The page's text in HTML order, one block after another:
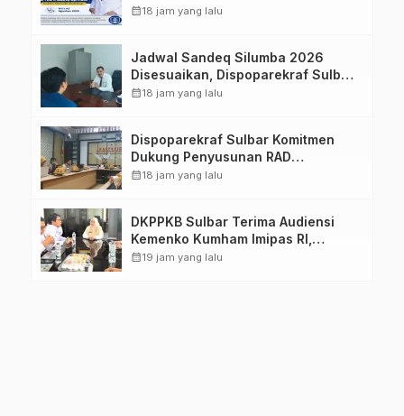
Imelda, Sp.Rad
calendar_month18 jam yang lalu
Jadwal Sandeq Silumba 2026
Disesuaikan, Dispoparekraf Sulbar
Pastikan Persiapan Tetap
calendar_month18 jam yang lalu
Dispoparekraf Sulbar Komitmen
Dukung Penyusunan RAD
TPB/SDGs Sulawesi Barat
calendar_month18 jam yang lalu
DKPPKB Sulbar Terima Audiensi
Kemenko Kumham Imipas RI,
Perkuat Pelayanan Kesehatan bagi
calendar_month19 jam yang lalu